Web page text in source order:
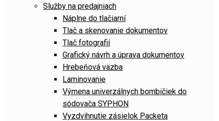
Služby na predajniach
Náplne do tlačiarní
Tlač a skenovanie dokumentov
Tlač fotografií
Grafický návrh a úprava dokumentov
Hrebeňová väzba
Laminovanie
Výmena univerzálnych bombičiek do
sódovača SYPHON
Vyzdvihnutie zásielok Packeta